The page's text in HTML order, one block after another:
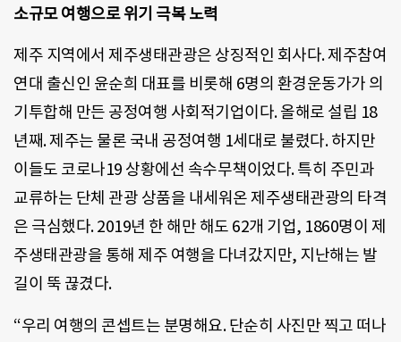
소규모 여행으로 위기 극복 노력
제주 지역에서 제주생태관광은 상징적인 회사다. 제주참여
연대 출신인 윤순희 대표를 비롯해 6명의 환경운동가가 의
기투합해 만든 공정여행 사회적기업이다. 올해로 설립 18
년째. 제주는 물론 국내 공정여행 1세대로 불렸다. 하지만
이들도 코로나19 상황에선 속수무책이었다. 특히 주민과
교류하는 단체 관광 상품을 내세워온 제주생태관광의 타격
은 극심했다. 2019년 한 해만 해도 62개 기업, 1860명이 제
주생태관광을 통해 제주 여행을 다녀갔지만, 지난해는 발
길이 뚝 끊겼다.
“우리 여행의 콘셉트는 분명해요. 단순히 사진만 찍고 떠나